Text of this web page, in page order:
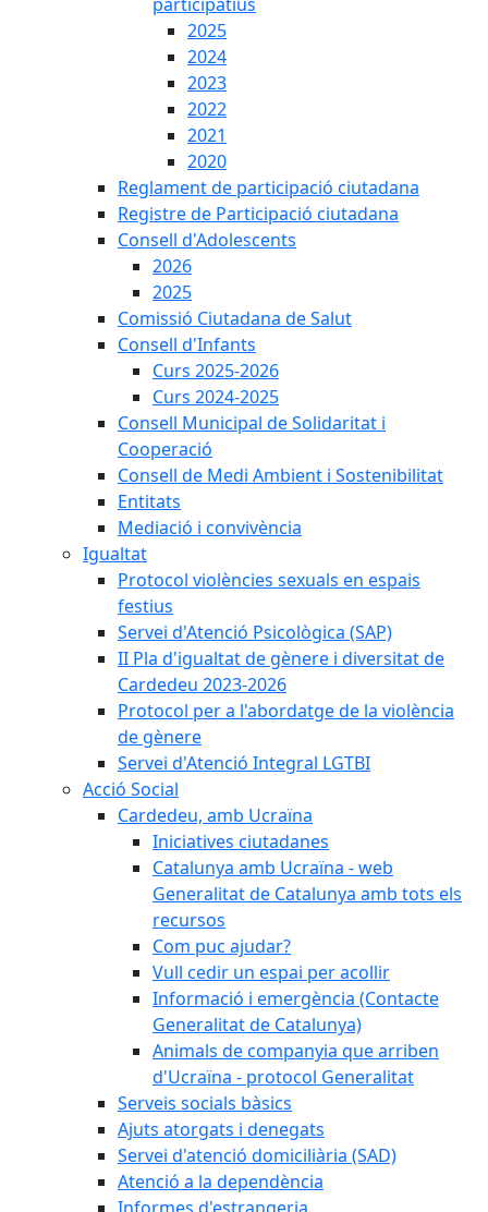
2025
2024
2023
2022
2021
2020
Reglament de participació ciutadana
Registre de Participació ciutadana
Consell d'Adolescents
2026
2025
Comissió Ciutadana de Salut
Consell d'Infants
Curs 2025-2026
Curs 2024-2025
Consell Municipal de Solidaritat i
Cooperació
Consell de Medi Ambient i Sostenibilitat
Entitats
Mediació i convivència
Igualtat
Protocol violències sexuals en espais
festius
Servei d'Atenció Psicològica (SAP)
II Pla d'igualtat de gènere i diversitat de
Cardedeu 2023-2026
Protocol per a l'abordatge de la violència
de gènere
Servei d'Atenció Integral LGTBI
Acció Social
Cardedeu, amb Ucraïna
Iniciatives ciutadanes
Catalunya amb Ucraïna - web
Generalitat de Catalunya amb tots els
recursos
Com puc ajudar?
Vull cedir un espai per acollir
Informació i emergència (Contacte
Generalitat de Catalunya)
Animals de companyia que arriben
d'Ucraïna - protocol Generalitat
Serveis socials bàsics
Ajuts atorgats i denegats
Servei d'atenció domiciliària (SAD)
Atenció a la dependència